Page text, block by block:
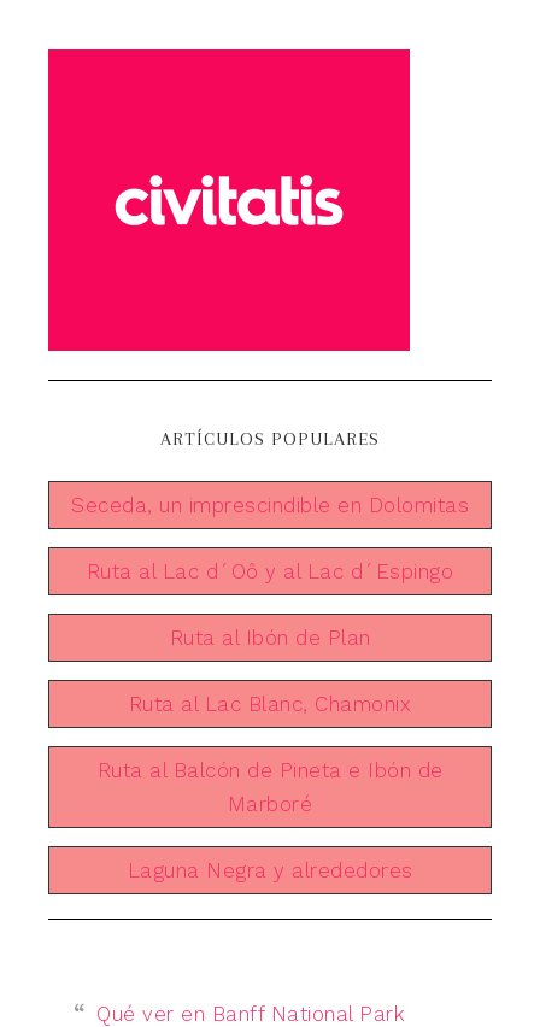
ARTÍCULOS POPULARES
Seceda, un imprescindible en Dolomitas
Ruta al Lac d´Oô y al Lac d´Espingo
Ruta al Ibón de Plan
Ruta al Lac Blanc, Chamonix
Ruta al Balcón de Pineta e Ibón de
Marboré
Laguna Negra y alrededores
Qué ver en Banff National Park